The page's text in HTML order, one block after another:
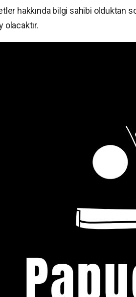
hakkında bilgi sahibi olduktan
olacaktır.